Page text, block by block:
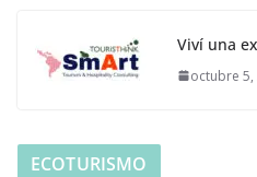
Viví una
octubre 5,
ECOTURISMO